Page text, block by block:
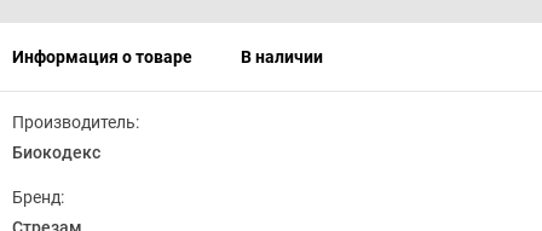
Информация о товаре В наличии
Производитель:
Биокодекс
Бренд: